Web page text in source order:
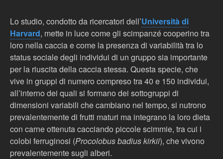
Lo studio, condotto da ricercatori dell’Università di
Harvard, mette in luce come gli scimpanzé cooperino tra
loro nella caccia e come la presenza di variabilità tra lo
status sociale degli individui di un gruppo sia importante
per la riuscita della caccia stessa. Questa specie, che
vive in gruppi di numero compreso tra 40 e 150 individui,
all’interno dei quali si formano dei sottogruppi di
dimensioni variabili che cambiano nel tempo, si nutrono
prevalentemente di frutti maturi ma integrano la loro dieta
con carne ottenuta cacciando piccole scimmie, tra cui i
colobi ferruginosi (Procolobus badius kirkii), che vivono
prevalentemente sugli alberi.